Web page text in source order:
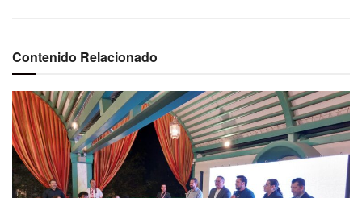
17 destacados speakers mexicanos
Más infoaquí
Contenido Relacionado